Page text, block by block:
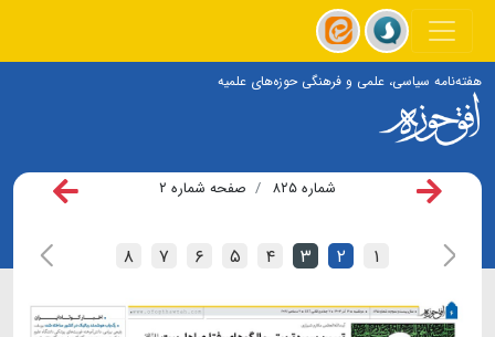
هفته‌نامه سیاسی، علمی و فرهنگی حوزه‌های علمیه
شماره ۸۲۵ صفحه شماره ۲
۱ ۲ ۳ ۴ ۵ ۶ ۷ ۸